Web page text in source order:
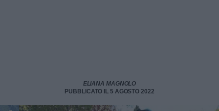
ELIANA MAGNOLO
PUBBLICATO IL 5 AGOSTO 2022